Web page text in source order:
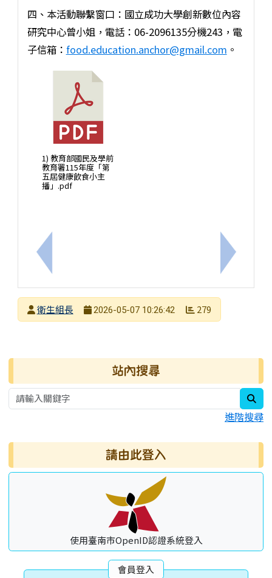
上一筆：「吉祥物＋口號」簡短有力的菸害防制宣
四、本活動聯繫窗口：國立成功大學創新數位內容
研究中心曾小姐，電話：06-2096135分機243，電
子信箱： food.education.anchor@gmail.com 。
1) 教育部國民及學前
教育署115年度「第
五屆健康飲食小主
播」.pdf
下一筆：
發布者
衛生組長
2026-05-07 10:26:42 279
右邊區域內容 站內搜尋
進階搜尋
請由此登入
使用臺南市OpenID認證系統登入
會員登入